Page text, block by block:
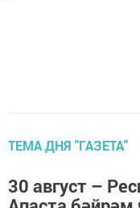
ТЕМА ДНЯ "ГАЗЕТА"
30 август –